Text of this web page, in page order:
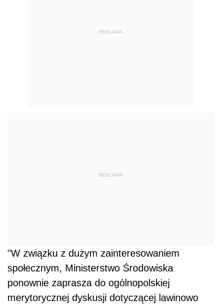
REKLAMA
REKLAMA
"W związku z dużym zainteresowaniem
społecznym, Ministerstwo Środowiska
ponownie zaprasza do ogólnopolskiej
merytorycznej dyskusji dotyczącej lawinowo